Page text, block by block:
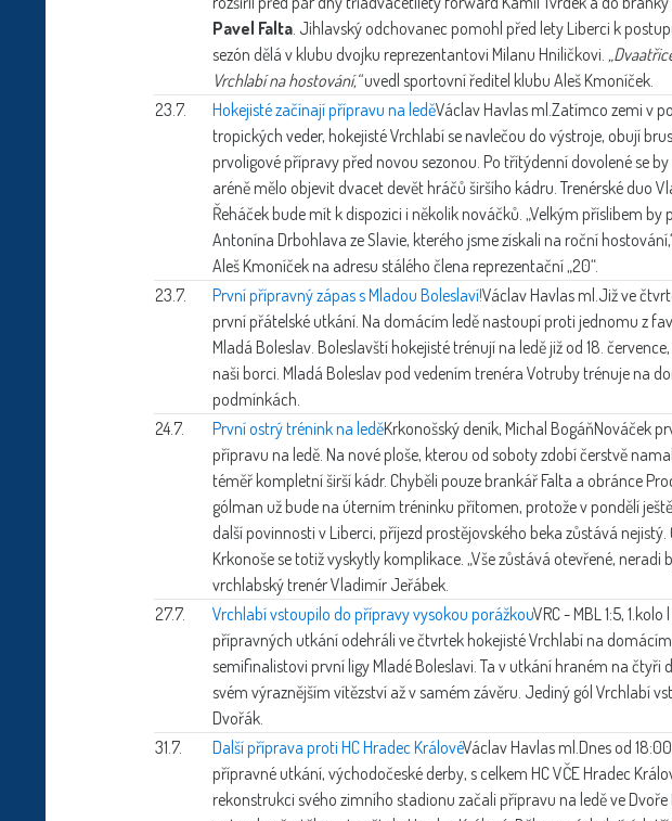
Pavel Falta . Jihlavský odchovanec pomohl před lety Liberci k
sezón dělá v klubu dvojku reprezentantovi Milanu Hniličkovi.
Vrchlabí na hostování,“uvedl sportovní ředitel klubu Aleš Kmoníček.
23.7.
Hokejisté začínají přípravu na leděVáclav Havlas ml. Zatímco zemi v
tropických veder, hokejisté Vrchlabí se navlečou do výstroje, obují
prvoligové přípravy před novou sezonou. Po třítýdenní dovolené se
aréně mělo objevit dvacet devět hráčů širšího kádru. Trenérské duo
Řeháček bude mít k dispozici i několik nováčků. „Velkým příslibem
Antonína Drbohlava ze Slavie, kterého jsme získali na roční
Aleš Kmoníček na adresu stálého člena reprezentační „20“.
23.7.
První přípravný zápas s Mladou Boleslaví!Václav Havlas ml. Již ve
první přátelské utkání. Na domácím ledě nastoupí proti jednomu z
Mladá Boleslav. Boleslavští hokejisté trénují na ledě již od 18.
naši borci. Mladá Boleslav pod vedením trenéra Votruby trénuje na
podmínkách.
24.7.
První ostrý trénink na leděKrkonošský deník, Michal BogáňNováček
přípravu na ledě. Na nové ploše, kterou od soboty zdobí čerstvě
téměř kompletní širší kádr. Chyběli pouze brankář Falta a obránce
gólman už bude na úterním tréninku přítomen, protože v pondělí
další povinnosti v Liberci, příjezd prostějovského beka zůstává
Krkonoše se totiž vyskytly komplikace. „Vše zůstává otevřené, neradi
vrchlabský trenér Vladimír Jeřábek.
27.7.
Vrchlabí vstoupilo do přípravy vysokou porážkouVRC - MBL 1:5,
přípravných utkání odehráli ve čtvrtek hokejisté Vrchlabí na
semifinalistovi první ligy Mladé Boleslavi. Ta v utkání hraném na
svém výraznějším vítězství až v samém závěru. Jediný gól Vrchlabí
Dvořák.
31.7.
Další příprava proti HC Hradec KrálovéVáclav Havlas ml. Dnes od
přípravné utkání, východočeské derby, s celkem HC VČE Hradec
rekonstrukci svého zimního stadionu začali přípravu na ledě ve Dvoře